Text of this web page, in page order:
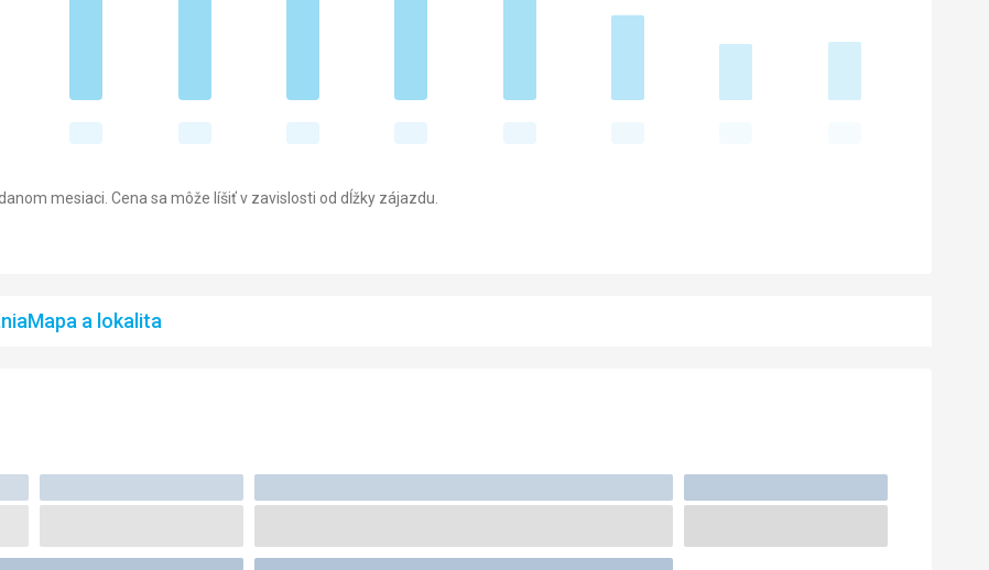
mesiaci. Cena sa môže líšiť v zavislosti od dĺžky zájazdu.
Mapa a lokalita